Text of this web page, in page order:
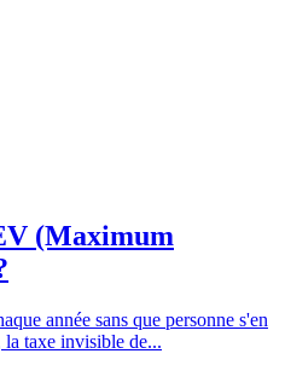
(Maximum
année sans que personne s'en
taxe invisible de...